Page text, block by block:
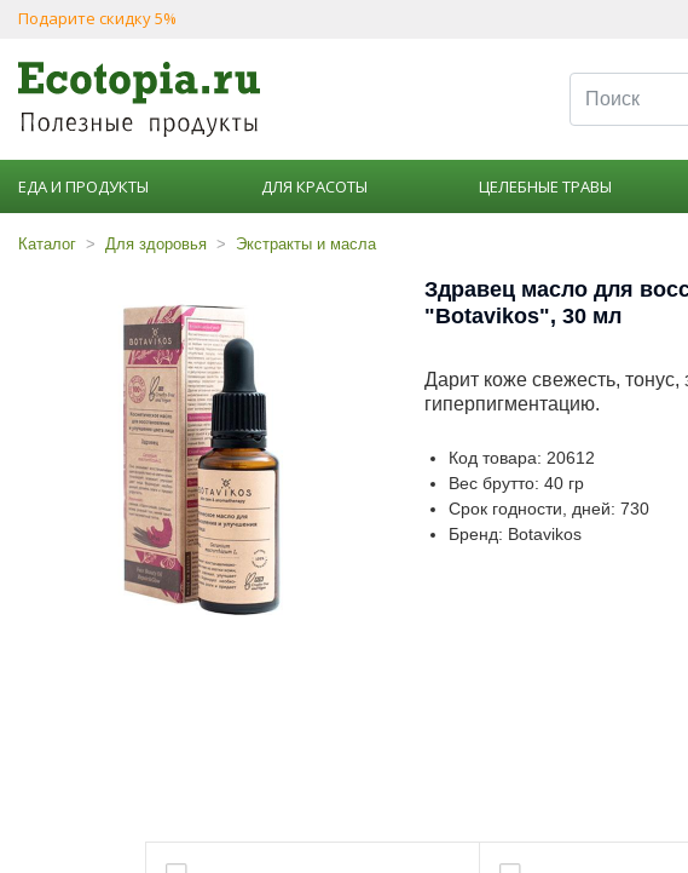
Подарите скидку 5%
ЕДА И ПРОДУКТЫ ДЛЯ КРАСОТЫ ЦЕЛЕБНЫЕ ТРАВЫ
Каталог Для здоровья Экстракты и масла
Здравец масло для
"Botavikos", 30 мл
Дарит коже свежесть,
гиперпигментацию.
Код товара: 20612
Вес брутто: 40 гр
Срок годности, дней: 730
Бренд: Botavikos